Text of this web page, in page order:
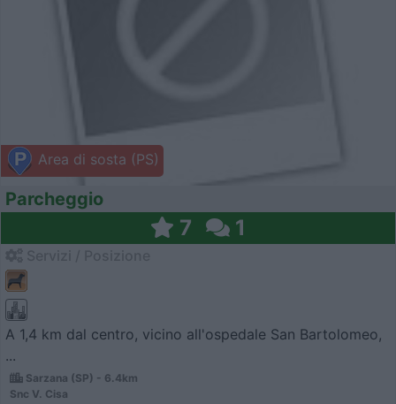
Area di sosta (PS)
Parcheggio
7 1
A 1,4 km dal centro, vicino all'ospedale San Bartolomeo,
...
Sarzana (SP) - 6.4km
Snc V. Cisa